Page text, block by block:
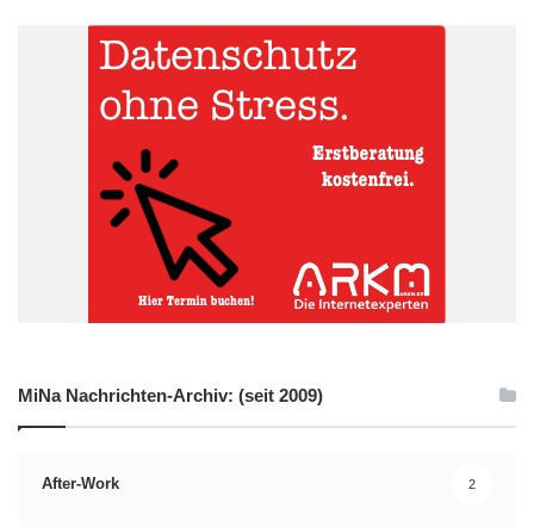
MiNa Nachrichten-Archiv: (seit 2009)
After-Work 2